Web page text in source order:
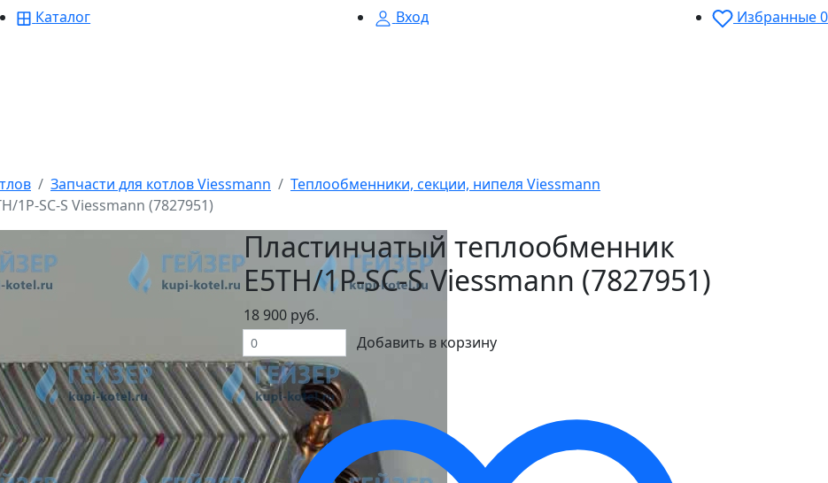
Каталог Вход Избранные0
Запчасти для котлов Viessmann
Теплообменники, секции, нипеля Viessmann
1P-SC-S Viessmann (7827951)
Пластинчатый теплообменник
E5TH/1P-SC-S Viessmann (7827951)
18 900 руб.
Добавить в корзину